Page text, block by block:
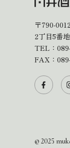
〒790-0012
2丁目5番
TEL：
FAX：
© 2025